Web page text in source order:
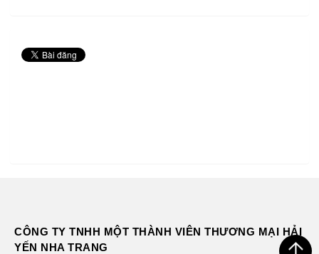
CÔNG TY TNHH MỘT THÀNH VIÊN THƯƠNG MẠI HẢI
YẾN NHA TRANG